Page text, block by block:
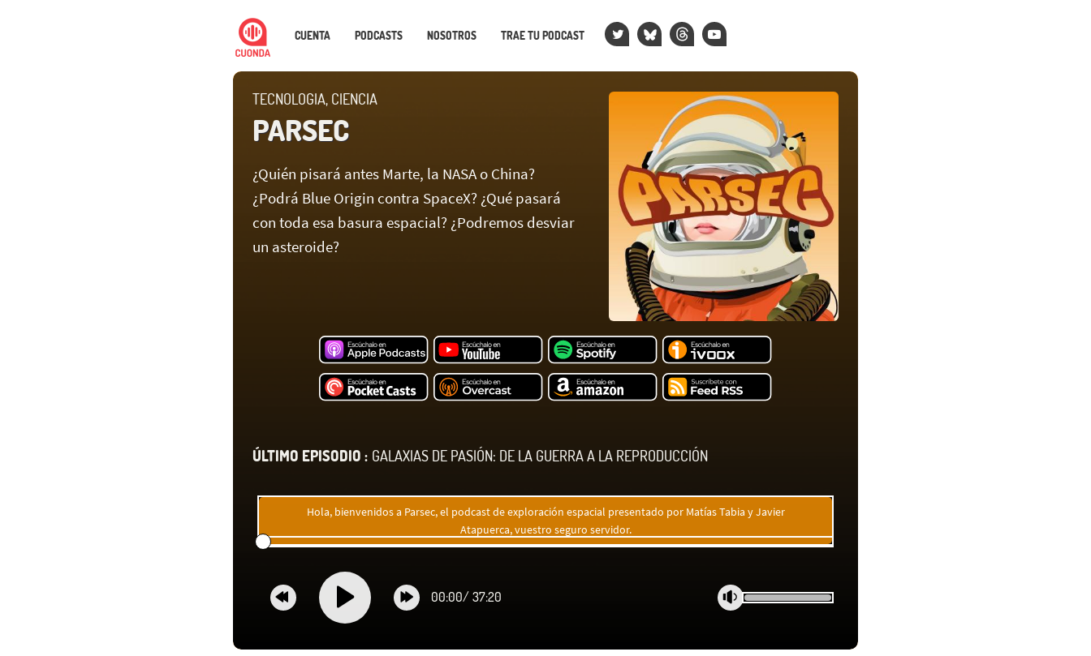
CUENTA PODCASTS NOSOTROS TRAE TU PODCAST
TECNOLOGIA, CIENCIA
PARSEC
¿Quién pisará antes Marte, la NASA o China?
¿Podrá Blue Origin contra SpaceX? ¿Qué pasará
con toda esa basura espacial? ¿Podremos desviar
un asteroide?
ÚLTIMO EPISODIO : GALAXIAS DE PASIÓN: DE LA GUERRA A LA REPRODUCCIÓN
Hola, bienvenidos a Parsec, el podcast de exploración espacial presentado por Matías Tabia y Javier
Atapuerca, vuestro seguro servidor.
00:00/ 37:20